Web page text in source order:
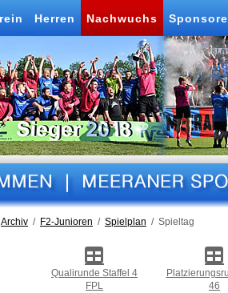
Herren Nachwuchs
Archiv F2-Junioren Spielplan Spieltag
Qualirunde Staffel 4
FPL
46